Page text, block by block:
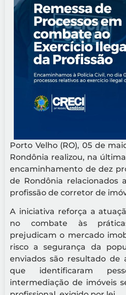
Porto Velho (RO), 05 de
Rondônia realizou, na
encaminhamento de dez
de Rondônia relacionados
profissão de corretor de
A iniciativa reforça a
no combate às
prejudicam o mercado
risco a segurança da
enviados são resultado de
que identificaram
intermediação de imóveis